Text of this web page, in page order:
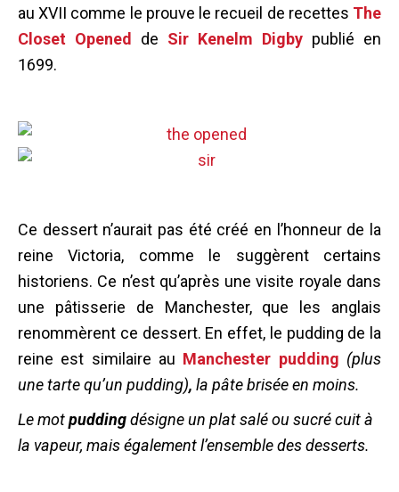
au XVII comme le prouve le recueil de recettes The
Closet Opened
de Sir Kenelm Digby publié en
1699.
Ce dessert n’aurait pas été créé en l’honneur de la
reine Victoria, comme le suggèrent certains
historiens. Ce n’est qu’après une visite royale dans
une pâtisserie de Manchester, que les anglais
renommèrent ce dessert. En effet, le pudding de la
reine est similaire au Manchester pudding (plus
une tarte qu’un pudding), la pâte brisée en moins.
Le motpuddingdésigne un plat salé ou sucré cuit à
la vapeur, mais également l’ensemble des desserts.